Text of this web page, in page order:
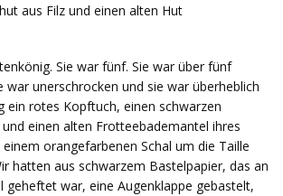
aus Filz und einen alten Hut
Sie war fünf. Sie war über fünf
war unerschrocken und sie war überheblich
ein rotes Kopftuch, einen schwarzen
einen alten Frotteebademantel ihres
orangefarbenen Schal um die Taille
hatten aus schwarzem Bastelpapier, das an
geheftet war, eine Augenklappe gebastelt,